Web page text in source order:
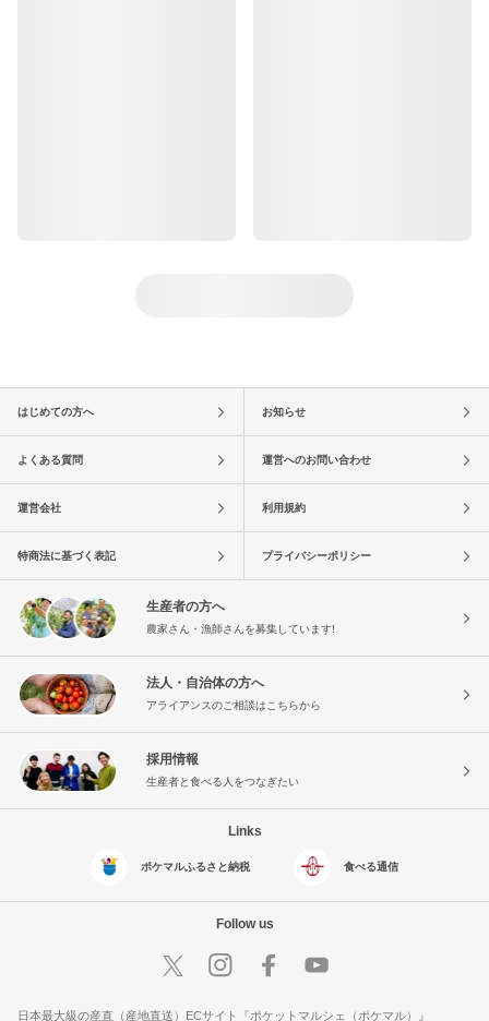
はじめての方へ お知らせ
よくある質問 運営へのお問い合わせ
運営会社 利用規約
特商法に基づく表記 プライバシーポリシー
生産者の方へ
農家さん・漁師さんを募集しています!
法人・自治体の方へ
アライアンスのご相談はこちらから
採用情報
生産者と食べる人をつなぎたい
Links
ポケマルふるさと納税 食べる通信
Follow us
日本最大級の産直（産地直送）ECサイト『ポケットマルシェ（ポケマル）』